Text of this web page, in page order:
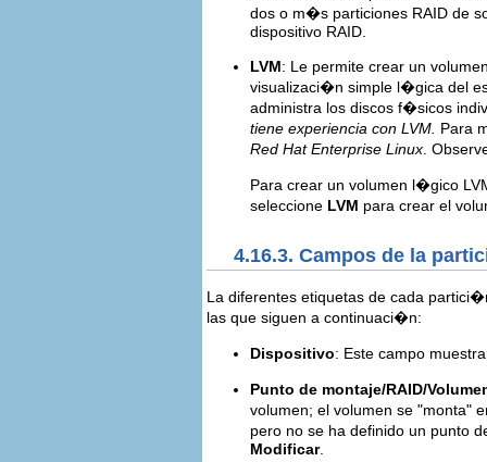
dos o m�s particiones RAID de
dispositivo RAID.
LVM: Le permite crear un
visualizaci�n simple l�gica del
administra los discos f�sicos
tiene experiencia con LVM. Para
Red Hat Enterprise Linux .
Para crear un volumen l�gico
seleccione LVM para crear el
4.16.3. Campos de la
La diferentes etiquetas de cada
las que siguen a continuaci�n:
Dispositivo: Este campo
Punto de montaje/RAID/
volumen; el volumen se "monta"
pero no se ha definido un punto
Modificar.